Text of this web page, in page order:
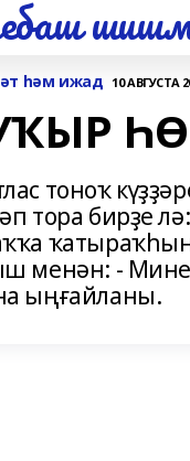
һәм ижад 10 АВГУСТА
тоноҡ
тора бирҙе
менән: -
ыңғайланы.